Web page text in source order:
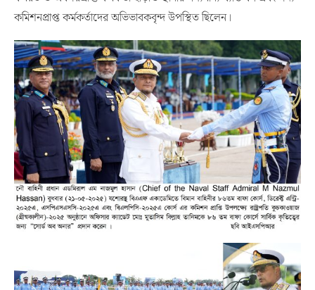
কমিশনপ্রাপ্ত কর্মকর্তাদের অভিভাবকবৃন্দ উপস্থিত ছিলেন।